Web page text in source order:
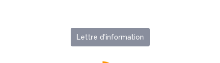
Lettre d'information